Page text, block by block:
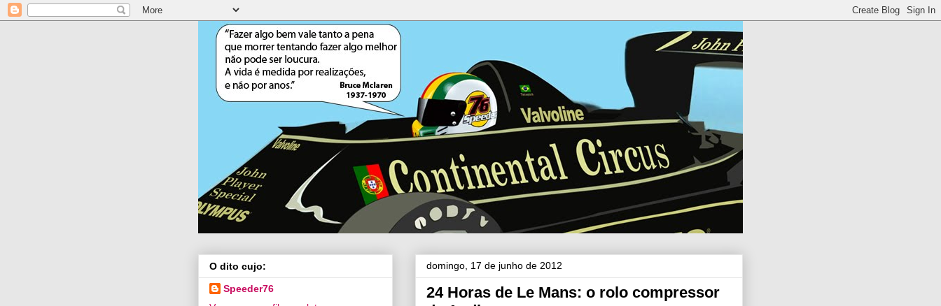
domingo, 17 de junho de 2012
24 Horas de Le Mans: o rolo compressor
O dito cujo:
Speeder76